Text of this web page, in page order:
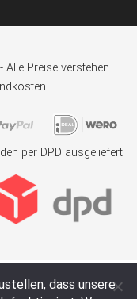
Preise verstehen
per DPD ausgeliefert.
dass unsere